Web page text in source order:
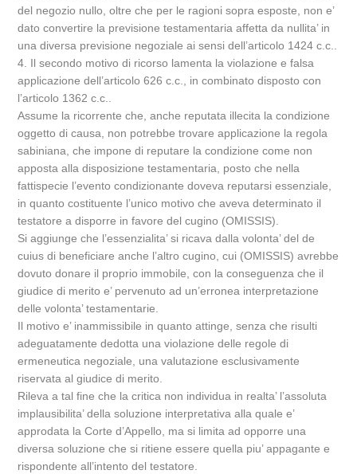
del negozio nullo, oltre che per le ragioni sopra esposte, non e’
dato convertire la previsione testamentaria affetta da nullita’ in
una diversa previsione negoziale ai sensi dell’articolo 1424 c.c..
4. Il secondo motivo di ricorso lamenta la violazione e falsa
applicazione dell’articolo 626 c.c., in combinato disposto con
l’articolo 1362 c.c..
Assume la ricorrente che, anche reputata illecita la condizione
oggetto di causa, non potrebbe trovare applicazione la regola
sabiniana, che impone di reputare la condizione come non
apposta alla disposizione testamentaria, posto che nella
fattispecie l’evento condizionante doveva reputarsi essenziale,
in quanto costituente l’unico motivo che aveva determinato il
testatore a disporre in favore del cugino (OMISSIS).
Si aggiunge che l’essenzialita’ si ricava dalla volonta’ del de
cuius di beneficiare anche l’altro cugino, cui (OMISSIS) avrebbe
dovuto donare il proprio immobile, con la conseguenza che il
giudice di merito e’ pervenuto ad un’erronea interpretazione
delle volonta’ testamentarie.
Il motivo e’ inammissibile in quanto attinge, senza che risulti
adeguatamente dedotta una violazione delle regole di
ermeneutica negoziale, una valutazione esclusivamente
riservata al giudice di merito.
Rileva a tal fine che la critica non individua in realta’ l’assoluta
implausibilita’ della soluzione interpretativa alla quale e’
approdata la Corte d’Appello, ma si limita ad opporre una
diversa soluzione che si ritiene essere quella piu’ appagante e
rispondente all’intento del testatore.